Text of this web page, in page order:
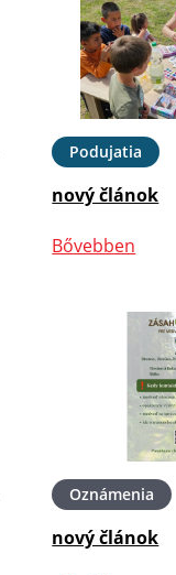
Podujatia
nový článok
Bővebben
Oznámenia
nový článok